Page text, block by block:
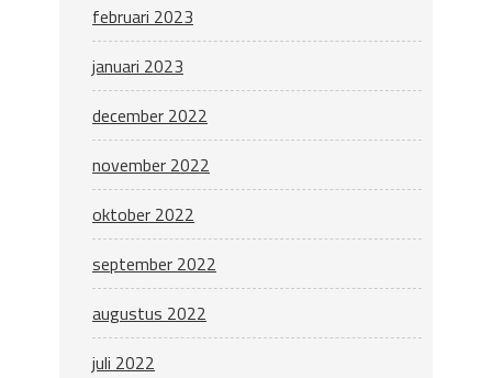
februari 2023
januari 2023
december 2022
november 2022
oktober 2022
september 2022
augustus 2022
juli 2022